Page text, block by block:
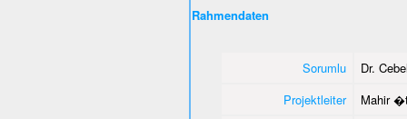
Rahmendaten
Sorumlu
Dr.
Projektleiter
Mahir